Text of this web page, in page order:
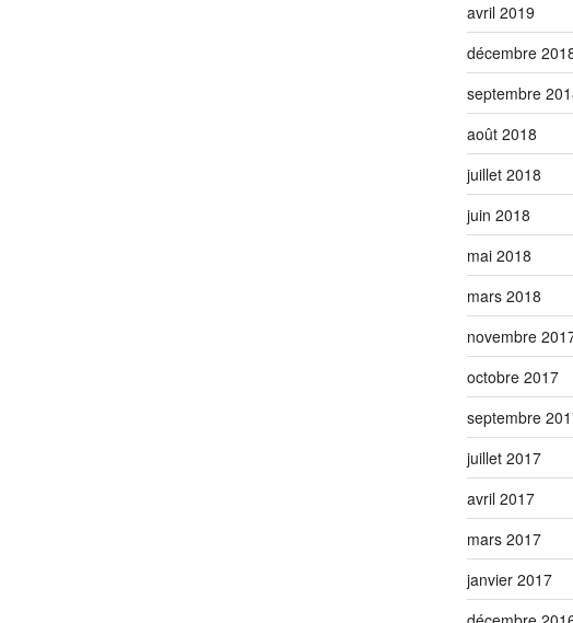
avril 2019
décembre
septembre
août 2018
juillet 2018
juin 2018
mai 2018
mars 2018
novembre
octobre 2017
septembre
juillet 2017
avril 2017
mars 2017
janvier 2017